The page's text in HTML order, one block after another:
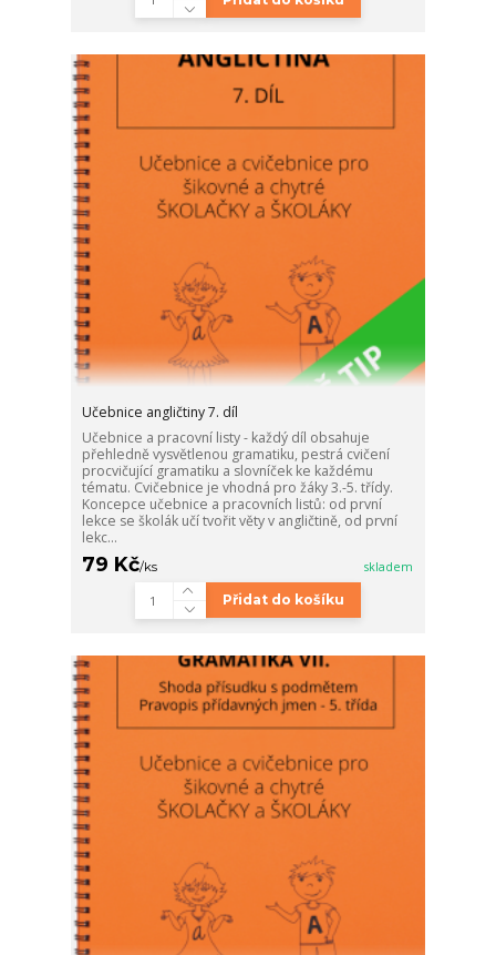
Učebnice angličtiny 7. díl
Učebnice a pracovní listy - každý díl obsahuje
přehledně vysvětlenou gramatiku, pestrá cvičení
procvičující gramatiku a slovníček ke každému
tématu. Cvičebnice je vhodná pro žáky 3.-5. třídy.
Koncepce učebnice a pracovních listů: od první
lekce se školák učí tvořit věty v angličtině, od první
lekc...
79 Kč/ks skladem
Přidat do košíku